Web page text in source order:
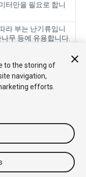
터만을 필요로 합니
라 부는 난기류입니
무 등에 유용합니다.
2018.1
매 금지
to the storing of
navigation,
efforts.